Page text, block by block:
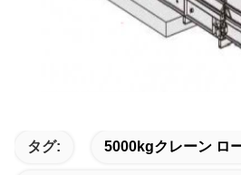
タグ: 5000kgクレーン ロ